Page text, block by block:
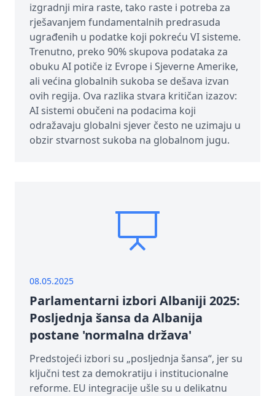
izgradnji mira raste, tako raste i potreba za
rješavanjem fundamentalnih predrasuda
ugrađenih u podatke koji pokreću VI sisteme.
Trenutno, preko 90% skupova podataka za
obuku AI potiče iz Evrope i Sjeverne Amerike,
ali većina globalnih sukoba se dešava izvan
ovih regija. Ova razlika stvara kritičan izazov:
AI sistemi obučeni na podacima koji
odražavaju globalni sjever često ne uzimaju u
obzir stvarnost sukoba na globalnom jugu.
08.05.2025
Parlamentarni izbori Albaniji 2025:
Posljednja šansa da Albanija
postane 'normalna država'
Predstojeći izbori su „posljednja šansa“, jer su
ključni test za demokratiju i institucionalne
reforme. EU integracije ušle su u delikatnu